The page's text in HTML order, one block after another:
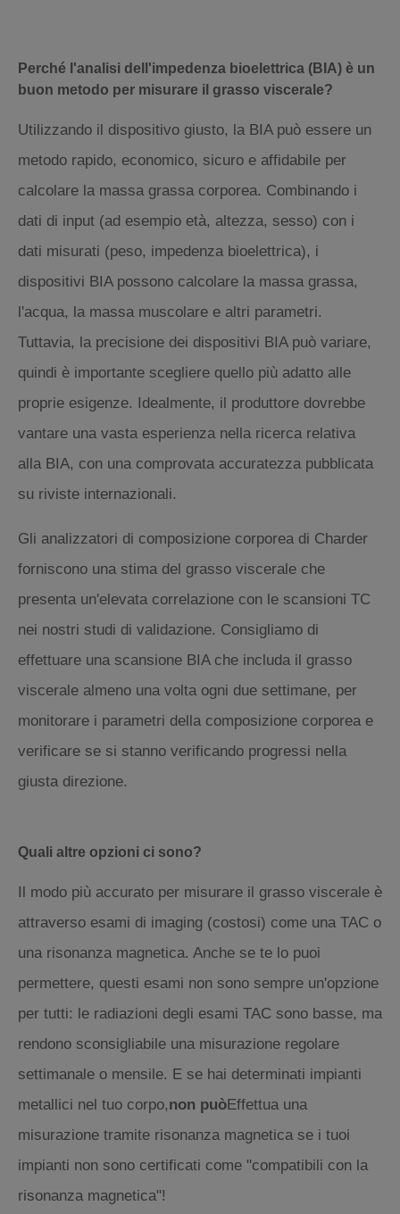
Perché l'analisi dell'impedenza bioelettrica (BIA) è un
buon metodo per misurare il grasso viscerale?
Utilizzando il dispositivo giusto, la BIA può essere un
metodo rapido, economico, sicuro e affidabile per
calcolare la massa grassa corporea. Combinando i
dati di input (ad esempio età, altezza, sesso) con i
dati misurati (peso, impedenza bioelettrica), i
dispositivi BIA possono calcolare la massa grassa,
l'acqua, la massa muscolare e altri parametri.
Tuttavia, la precisione dei dispositivi BIA può variare,
quindi è importante scegliere quello più adatto alle
proprie esigenze. Idealmente, il produttore dovrebbe
vantare una vasta esperienza nella ricerca relativa
alla BIA, con una comprovata accuratezza pubblicata
su riviste internazionali.
Gli analizzatori di composizione corporea di Charder
forniscono una stima del grasso viscerale che
presenta un'elevata correlazione con le scansioni TC
nei nostri studi di validazione. Consigliamo di
effettuare una scansione BIA che includa il grasso
viscerale almeno una volta ogni due settimane, per
monitorare i parametri della composizione corporea e
verificare se si stanno verificando progressi nella
giusta direzione.
Quali altre opzioni ci sono?
Il modo più accurato per misurare il grasso viscerale è
attraverso esami di imaging (costosi) come una TAC o
una risonanza magnetica. Anche se te lo puoi
permettere, questi esami non sono sempre un'opzione
per tutti: le radiazioni degli esami TAC sono basse, ma
rendono sconsigliabile una misurazione regolare
settimanale o mensile. E se hai determinati impianti
metallici nel tuo corpo,non puòEffettua una
misurazione tramite risonanza magnetica se i tuoi
impianti non sono certificati come "compatibili con la
risonanza magnetica"!